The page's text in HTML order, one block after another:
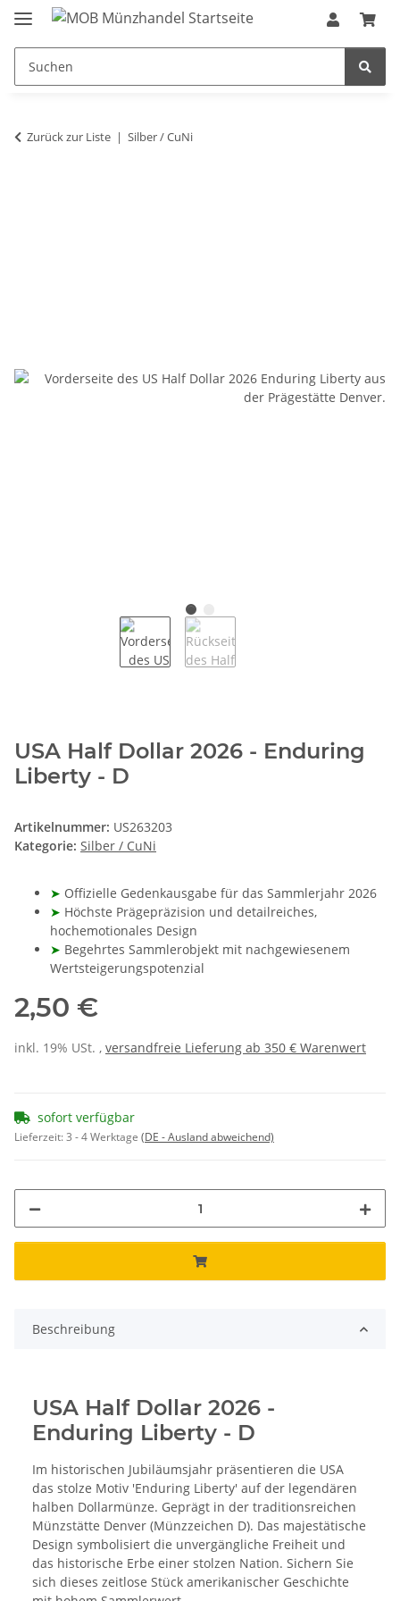
Zurück zur Liste Silber / CuNi
USA Half Dollar 2026 - Enduring
Liberty - D
Artikelnummer: US263203
Kategorie: Silber / CuNi
➤ Offizielle Gedenkausgabe für das Sammlerjahr 2026
➤ Höchste Prägepräzision und detailreiches,
hochemotionales Design
➤ Begehrtes Sammlerobjekt mit nachgewiesenem
Wertsteigerungspotenzial
2,50 €
inkl. 19% USt. , versandfreie Lieferung ab 350 € Warenwert
sofort verfügbar
Lieferzeit:3 - 4 Werktage (DE - Ausland abweichend)
Beschreibung
USA Half Dollar 2026 -
Enduring Liberty - D
Im historischen Jubiläumsjahr präsentieren die USA
das stolze Motiv 'Enduring Liberty' auf der legendären
halben Dollarmünze. Geprägt in der traditionsreichen
Münzstätte Denver (Münzzeichen D). Das majestätische
Design symbolisiert die unvergängliche Freiheit und
das historische Erbe einer stolzen Nation. Sichern Sie
sich dieses zeitlose Stück amerikanischer Geschichte